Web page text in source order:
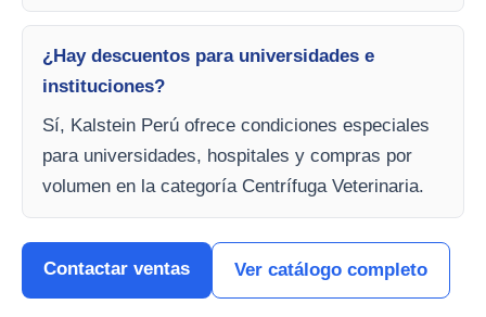
¿Hay descuentos para universidades e
instituciones?
Sí, Kalstein Perú ofrece condiciones especiales
para universidades, hospitales y compras por
volumen en la categoría Centrífuga Veterinaria.
Contactar ventas Ver catálogo completo